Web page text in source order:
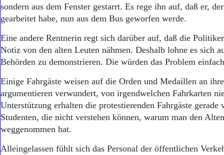
sondern aus dem Fenster gestarrt. Es rege ihn auf, daß er,
gearbeitet habe, nun aus dem Bus geworfen werde.
Eine andere Rentnerin regt sich darüber auf, daß die
Notiz von den alten Leuten nähmen. Deshalb lohne es sich
Behörden zu demonstrieren. Die würden das Problem
Einige Fahrgäste weisen auf die Orden und Medaillen an
argumentieren verwundert, von irgendwelchen Fahrkarten
Unterstützung erhalten die protestierenden Fahrgäste gerade
Studenten, die nicht verstehen können, warum man den
weggenommen hat.
Alleingelassen fühlt sich das Personal der öffentlichen